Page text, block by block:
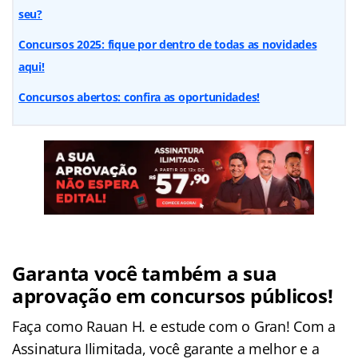
seu?
Concursos 2025: fique por dentro de todas as novidades
aqui!
Concursos abertos: confira as oportunidades!
Garanta você também a sua
aprovação em concursos públicos!
Faça como Rauan H. e estude com o Gran! Com a
Assinatura Ilimitada, você garante a melhor e a